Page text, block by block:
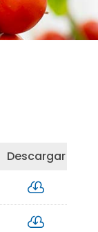
Descargar

